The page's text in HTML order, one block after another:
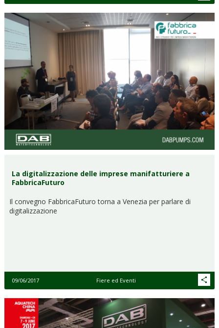
La digitalizzazione delle imprese manifatturiere a
FabbricaFuturo
Il convegno FabbricaFuturo torna a Venezia per parlare di
digitalizzazione
09/06/2017 Fiere ed Eventi